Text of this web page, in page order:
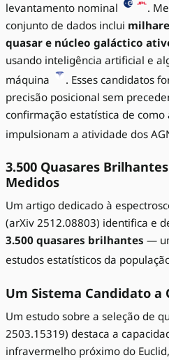
levantamento nominal
.
conjunto de dados inclui
quasar e núcleo galáctico
usando inteligência artificial e
máquina
. Esses candidatos
precisão posicional sem
confirmação estatística de como
impulsionam a atividade dos
3.500 Quasares
Medidos
Um artigo dedicado à
(arXiv 2512.08803) identifica e
3.500 quasares brilhantes —
estudos estatísticos da
Um Sistema Candidato a
Um estudo sobre a seleção de
2503.15319) destaca a
infravermelho próximo do